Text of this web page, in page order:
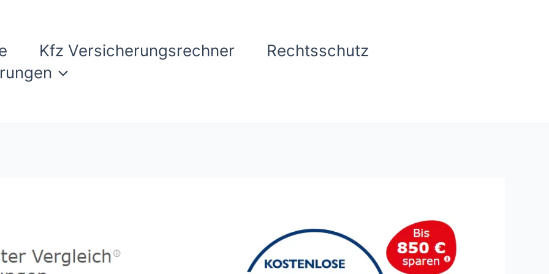
Kfz Versicherungsrechner
Rechtsschutz